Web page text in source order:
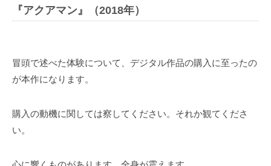
『アクアマン』（2018年）
冒頭で述べた体験について、デジタル作品の購入に至ったの
が本作になります。
購入の動機に関しては察してください。それか観てくださ
い。